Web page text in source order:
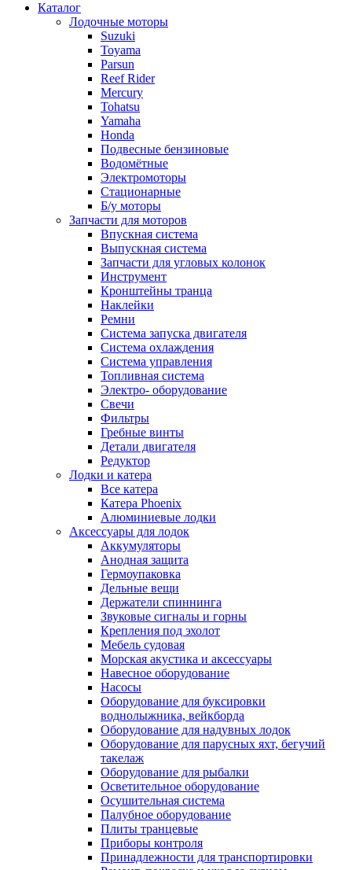
Каталог
Лодочные моторы
Suzuki
Toyama
Parsun
Reef Rider
Mercury
Tohatsu
Yamaha
Honda
Подвесные бензиновые
Водомётные
Электромоторы
Стационарные
Б/у моторы
Запчасти для моторов
Впускная система
Выпускная система
Запчасти для угловых колонок
Инструмент
Кронштейны транца
Наклейки
Ремни
Система запуска двигателя
Система охлаждения
Система управления
Топливная система
Электро- оборудование
Свечи
Фильтры
Гребные винты
Детали двигателя
Редуктор
Лодки и катера
Все катера
Катера Phoenix
Алюминиевые лодки
Аксессуары для лодок
Аккумуляторы
Анодная защита
Гермоупаковка
Дельные вещи
Держатели спиннинга
Звуковые сигналы и горны
Крепления под эхолот
Мебель судовая
Морская акустика и аксессуары
Навесное оборудование
Насосы
Оборудование для буксировки
воднолыжника, вейкборда
Оборудование для надувных лодок
Оборудование для парусных яхт, бегучий
такелаж
Оборудование для рыбалки
Осветительное оборудование
Осушительная система
Палубное оборудование
Плиты транцевые
Приборы контроля
Принадлежности для транспортировки